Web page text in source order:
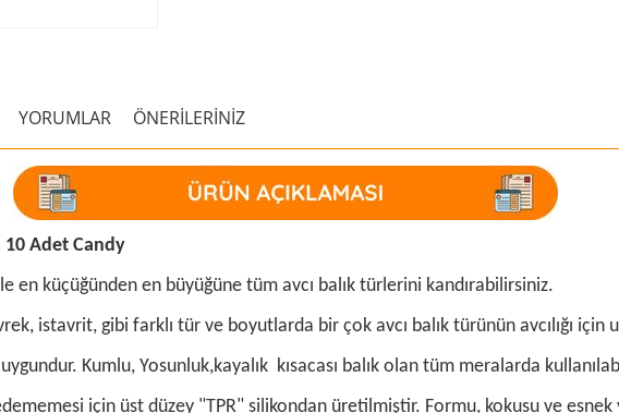
YORUMLAR ÖNERİLERİNİZ
10 Adet Candy
en küçüğünden en büyüğüne tüm avcı balık türlerini kandırabilirsiniz.
istavrit, gibi farklı tür ve boyutlarda bir çok avcı balık türünün avcılığı için
Kumlu, Yosunluk,kayalık kısacası balık olan tüm meralarda
için üst düzey "TPR" silikondan üretilmiştir. Formu, kokusu ve esnek